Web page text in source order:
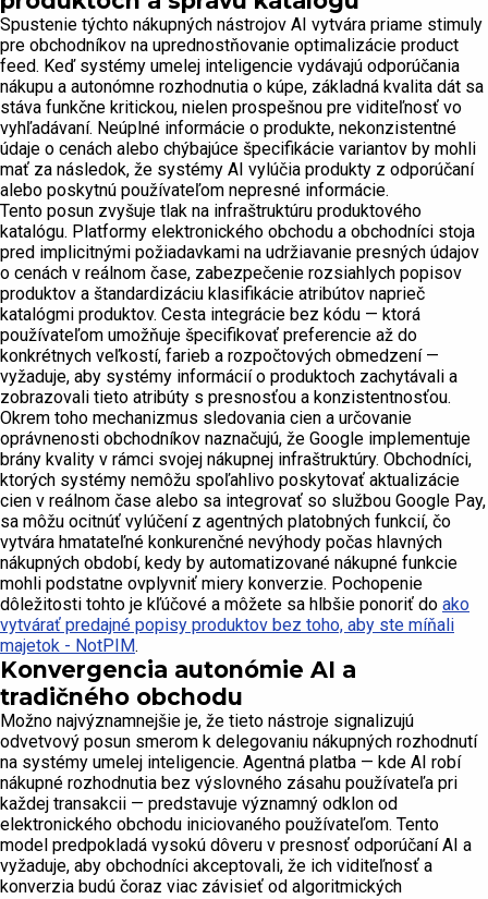
Spustenie týchto nákupných nástrojov AI vytvára priame stimuly
pre obchodníkov na uprednostňovanie optimalizácie product
feed. Keď systémy umelej inteligencie vydávajú odporúčania
nákupu a autonómne rozhodnutia o kúpe, základná kvalita dát sa
stáva funkčne kritickou, nielen prospešnou pre viditeľnosť vo
vyhľadávaní. Neúplné informácie o produkte, nekonzistentné
údaje o cenách alebo chýbajúce špecifikácie variantov by mohli
mať za následok, že systémy AI vylúčia produkty z odporúčaní
alebo poskytnú používateľom nepresné informácie.
Tento posun zvyšuje tlak na infraštruktúru produktového
katalógu. Platformy elektronického obchodu a obchodníci stoja
pred implicitnými požiadavkami na udržiavanie presných údajov
o cenách v reálnom čase, zabezpečenie rozsiahlych popisov
produktov a štandardizáciu klasifikácie atribútov naprieč
katalógmi produktov. Cesta integrácie bez kódu — ktorá
používateľom umožňuje špecifikovať preferencie až do
konkrétnych veľkostí, farieb a rozpočtových obmedzení —
vyžaduje, aby systémy informácií o produktoch zachytávali a
zobrazovali tieto atribúty s presnosťou a konzistentnosťou.
Okrem toho mechanizmus sledovania cien a určovanie
oprávnenosti obchodníkov naznačujú, že Google implementuje
brány kvality v rámci svojej nákupnej infraštruktúry. Obchodníci,
ktorých systémy nemôžu spoľahlivo poskytovať aktualizácie
cien v reálnom čase alebo sa integrovať so službou Google Pay,
sa môžu ocitnúť vylúčení z agentných platobných funkcií, čo
vytvára hmatateľné konkurenčné nevýhody počas hlavných
nákupných období, kedy by automatizované nákupné funkcie
mohli podstatne ovplyvniť miery konverzie. Pochopenie
dôležitosti tohto je kľúčové a môžete sa hlbšie ponoriť do ako
vytvárať predajné popisy produktov bez toho, aby ste míňali
majetok - NotPIM.
Konvergencia autonómie AI a
tradičného obchodu
Možno najvýznamnejšie je, že tieto nástroje signalizujú
odvetvový posun smerom k delegovaniu nákupných rozhodnutí
na systémy umelej inteligencie. Agentná platba — kde AI robí
nákupné rozhodnutia bez výslovného zásahu používateľa pri
každej transakcii — predstavuje významný odklon od
elektronického obchodu iniciovaného používateľom. Tento
model predpokladá vysokú dôveru v presnosť odporúčaní AI a
vyžaduje, aby obchodníci akceptovali, že ich viditeľnosť a
konverzia budú čoraz viac závisieť od algoritmických